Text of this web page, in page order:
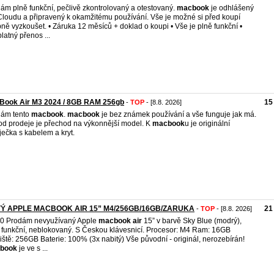
plně funkční, pečlivě zkontrolovaný a otestovaný. macbook je odhlášený
a připravený k okamžitému používání. Vše je možné si před koupí
vyzkoušet. • Záruka 12 měsíců + doklad o koupi • Vše je plně funkční •
přenos ...
Air M3 2024 / 8GB RAM 256gb - TOP - [8.8. 2026]
tento macbook. macbook je bez známek používání a vše funguje jak má.
prodeje je přechod na výkonnější model. K macbooku je originální
s kabelem a kryt.
APPLE MACBOOK AIR 15” M4/256GB/16GB/ZARUKA - TOP - [8.8. 2026]
Prodám nevyužívaný Apple macbook air 15” v barvě Sky Blue (modrý),
neblokovaný. S Českou klávesnicí. Procesor: M4 Ram: 16GB
256GB Baterie: 100% (3x nabitý) Vše původní - originál, nerozebírán!
je ve s ...